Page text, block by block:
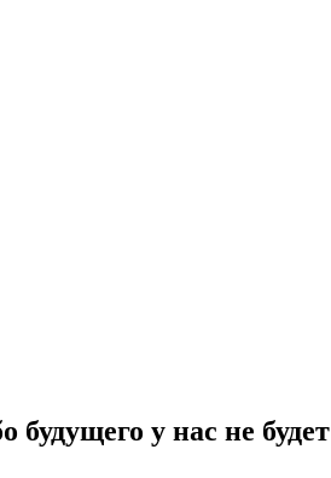
у нас не будет